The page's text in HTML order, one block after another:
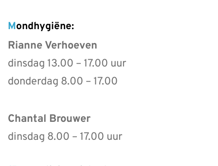
Mondhygiëne:
Rianne Verhoeven
dinsdag 13.00 – 17.00 uur
donderdag 8.00 – 17.00
Chantal Brouwer
dinsdag 8.00 – 17.00 uur